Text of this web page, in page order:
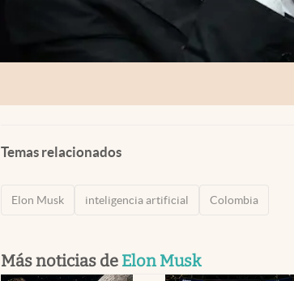
Temas relacionados
Elon Musk inteligencia artificial Colombia
Más noticias de Elon Musk